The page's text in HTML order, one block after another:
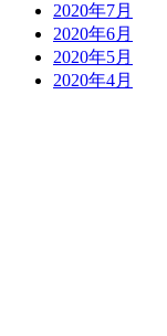
2020年7月
2020年6月
2020年5月
2020年4月